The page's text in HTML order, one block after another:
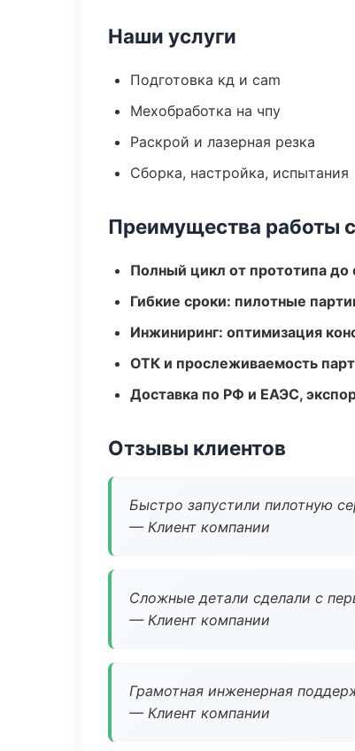
Наши услуги
Подготовка кд и cam
Мехобработка на чпу
Раскрой и лазерная резка
Сборка, настройка, испытания
Преимущества работы
Полный цикл от прототипа до
Гибкие сроки: пилотные
Инжиниринг: оптимизация
ОТК и прослеживаемость
Доставка по РФ и ЕАЭС,
Отзывы клиентов
Быстро запустили пилотную
— Клиент компании
Сложные детали сделали с
— Клиент компании
Грамотная инженерная
— Клиент компании